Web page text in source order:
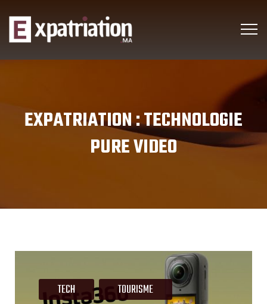
EXPATRIATION :TECHNOLOGIE
PURE VIDEO
TECH TOURISME